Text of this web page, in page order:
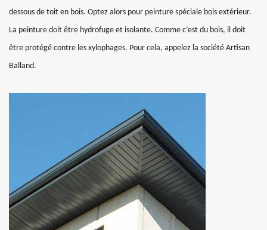
dessous de toit en bois. Optez alors pour peinture spéciale bois extérieur.
La peinture doit être hydrofuge et isolante. Comme c’est du bois, il doit
être protégé contre les xylophages. Pour cela, appelez la société Artisan
Balland.